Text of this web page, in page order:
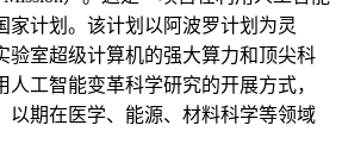
家计划。该计划以阿波罗计划为灵
验室超级计算机的强大算力和顶尖科
人工智能变革科学研究的开展方式，
以期在医学、能源、材料科学等领域